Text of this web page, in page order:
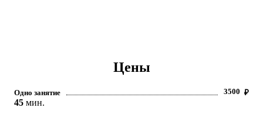
Цены
Одно занятие ₽
3500
45 мин.